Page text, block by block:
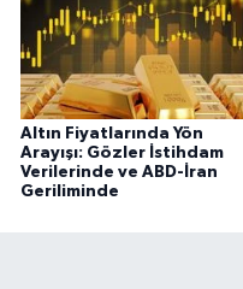
Altın Fiyatlarında Yön
Arayışı: Gözler İstihdam
Verilerinde ve ABD-İran
Geriliminde